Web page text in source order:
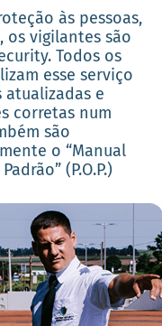
às pessoas,
os vigilantes são
Todos os
esse serviço
atualizadas e
corretas num
são
o “Manual
(P.O.P.)